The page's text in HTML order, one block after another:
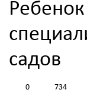
садов
0 734